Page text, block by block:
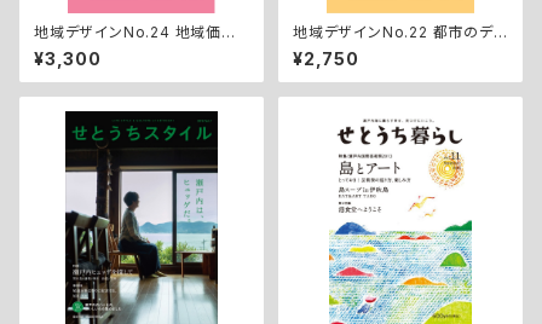
地域デザインNo.24 地域価値
発現方法の多様性
¥3,300
地域デザインNo.22 都市のデ
ザインと農村のデザイン
¥2,750